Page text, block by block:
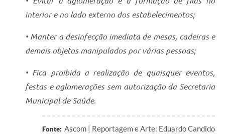
interior e no lado externo dos estabelecimentos;
• Manter a desinfecção imediata de mesas, cadeiras e
demais objetos manipulados por várias pessoas;
• Fica proibida a realização de quaisquer eventos,
festas e aglomerações sem autorização da Secretaria
Municipal de Saúde.
Fonte: Ascom | Reportagem e Arte: Eduardo Candido